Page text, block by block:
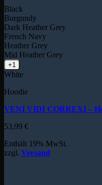
Black
Burgundy
Dark Heather Grey
French Navy
Heather Grey
Mid Heather Grey
+1
White
Hoodie
VENI VIDI CORREXI –
53,99 €
Enthält 19% MwSt.
zzgl. Versand